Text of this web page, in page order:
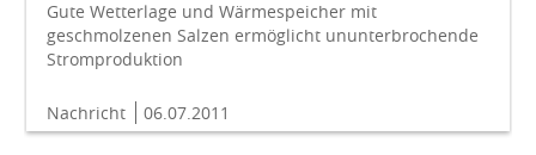
Gute Wetterlage und Wärmespeicher mit
geschmolzenen Salzen ermöglicht ununterbrochende
Stromproduktion
Nachricht 06.07.2011